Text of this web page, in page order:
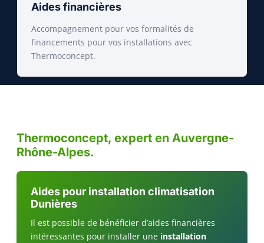
Aides financières
Accompagnement pour vos formalités de
financements pour vos installations avec
Thermoconcept.
Thermoconcept, expert en Auvergne-
Rhône-Alpes.
Aides pour installation climatisation
Dunières
Il est possible de bénéficier d’aides financières
intéressantes pour installer une installation